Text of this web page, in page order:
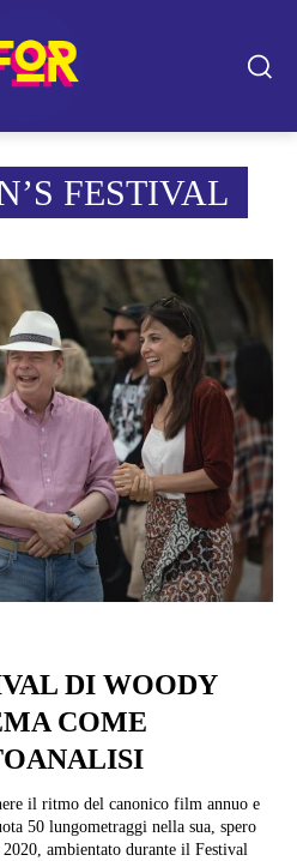
FESTIVAL
DI WOODY
COME
il ritmo del canonico film annuo e
50 lungometraggi nella sua, spero
ambientato durante il Festival